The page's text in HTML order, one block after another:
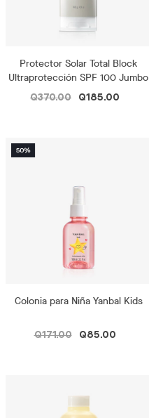
Protector Solar Total Block
Ultraprotección SPF 100 Jumbo
Q370.00 Q185.00
Colonia para Niña Yanbal Kids
Q171.00 Q85.00